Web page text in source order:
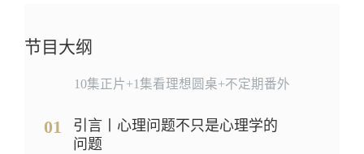
节目大纲
10集正片+1集看理想圆桌+不定期番外
01
引言丨心理问题不只是心理学的
问题